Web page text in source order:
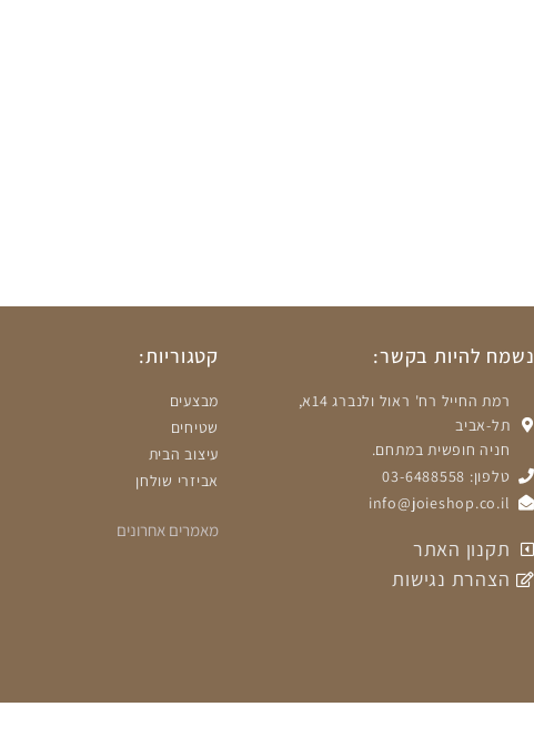
נשמח להיות בקשר:
רמת החייל רח' ראול ולנברג 14א,
תל-אביב
חניה חופשית במתחם.
טלפון: 03-6488558
info@joieshop.co.il
תקנון האתר
הצהרת נגישות
קטגוריות:
מבצעים
שטיחים
עיצוב הבית
אביזרי שולחן
מאמרים אחרונים